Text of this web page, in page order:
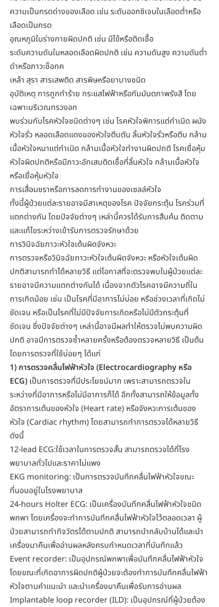
ความเป็นกรดด่างของเลือด เช่น ระดับออกซิเจนในเลือดต่ำหรือ
เลือดเป็นกรด
อุณหภูมิในร่างกายผิดปกติ เช่น มีไข้หรือติดเชื้อ
ระดับความดันในหลอดเลือดผิดปกติ เช่น ความดันสูง ความดันต่ำ
ดำหรือภาวะช็อกค
เหล้า สุรา สารเสพติด สารพิษหรือยาบางชนิด
อุบัติเหตุ การถูกทำร้าย กระแสไฟฟ้าหรือกัมมันตภาพรังสี โดย
เฉพาะบริเวณทรวงอก
พบร่วมกับโรคหัวใจชนิดต่างๆ เช่น โรคหัวใจพิการแต่กำเนิด ผนัง
หัวใจรั่ว หลอดเลือดแดงของหัวใจตีบตัน ลิ้นหัวใจรั่วหรือตีบ กล้าม
เนื้อหัวใจหนาแต่กำเนิด กล้ามเนื้อหัวใจทำงานผิดปกติ โรคเยื่อหุ้ม
หัวใจผิดปกติหรือมีภาวะอักเสบติดเชื้อที่ลิ้นหัวใจ กล้ามเนื้อหัวใจ
หรือเยื่อหุ้มหัวใจ
การเสื่อมชราหรือการลดการทำงานของเซลล์หัวใจ
ทั้งนี้ผู้ป่วยแต่ละรายอาจมีสาเหตุของโรค ปัจจัยกระตุ้น โรคร่วมที่
แตกต่างกัน โดยปัจจัยต่างๆ เหล่านี้ควรได้รับการสืบค้น ติดตาม
และแก้ไขระหว่างเข้ารับการตรวจรักษาด้วย
การวินิจฉัยภาวะหัวใจเต้นผิดจังหวะ
การตรวจหรือวินิจฉัยภาวะหัวใจเต้นผิดจังหวะ หรือหัวใจเต้นผิด
ปกติสามารถทำได้หลายวิธี แต่โอกาสที่จะตรวจพบในผู้ป่วยแต่ละ
รายอาจมีความแตกต่างกันได้ เนื่องจากตัวโรคอาจมีความถี่ใน
การเกิดน้อย เช่น เป็นโรคที่มีอาการไม่บ่อย หรือช่วงเวลาที่เกิดไม่
ชัดเจน หรือเป็นโรคที่ไม่มีปัจจัยการเกิดหรือไม่มีตัวกระตุ้นที่
ชัดเจน ซึ่งปัจจัยต่างๆ เหล่านี้อาจมีผลทำให้ตรวจไม่พบความผิด
ปกติ อาจมีการตรวจซ้ำหลายครั้งหรือต้องตรวจหลายวิธี เป็นต้น
โดยการตรวจที่ใช้บ่อยๆ ได้แก่
1) การตรวจคลื่นไฟฟ้าหัวใจ (Electrocardiography หรือ
ECG) เป็นการตรวจที่มีประโยชน์มาก เพราะสามารถตรวจใน
ระหว่างที่มีอาการหรือไม่มีอาการก็ได้ อีกทั้งสามารถให้ข้อมูลทั้ง
อัตราการเต้นของหัวใจ (Heart rate) หรือจังหวะการเต้นของ
หัวใจ (Cardiac rhythm) โดยสามารถทำการตรวจได้หลายวิธี
ดังนี้
12-lead ECG:ใช้เวลาในการตรวจสั้น สามารถตรวจได้ที่โรง
พยาบาลทั่วไปและราคาไม่แพง
EKG monitoring: เป็นการตรวจบันทึกคลื่นไฟฟ้าหัวใจขณะ
ที่นอนอยู่ในโรงพยาบาล
24-hours Holter ECG: เป็นเครื่องบันทึกคลื่นไฟฟ้าหัวใจชนิด
พกพา โดยเครื่องจะทำการบันทึกคลื่นไฟฟ้าหัวใจไว้ตลอดเวลา ผู้
ป่วยสามารถทำกิจวัตรได้ตามปกติ สามารถนำกลับบ้านได้และนำ
เครื่องมาคืนเพื่ออ่านผลหลังครบกำหนดเวลาที่บันทึกแล้ว
Event recorder: เป็นอุปกรณ์พกพาเพื่อบันทึกคลื่นไฟฟ้าหัวใจ
โดยขณะที่เกิดอาการผิดปกติผู้ป่วยจะต้องทำการบันทึกคลื่นไฟฟ้า
หัวใจตามคำแนะนำ และนำเครื่องมาคืนเพื่อรับการอ่านผล
Implantable loop recorder (ILD): เป็นอุปกรณ์ที่ผู้ป่วยต้อง